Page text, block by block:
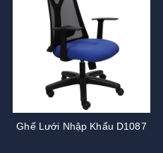
Ghế Lưới Nhập Khẩu D1087